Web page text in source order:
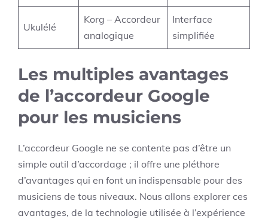
Ukulélé
Korg – Accordeur
analogique
Interface
simplifiée
Les multiples avantages
de l’accordeur Google
pour les musiciens
L’accordeur Google ne se contente pas d’être un
simple outil d’accordage ; il offre une pléthore
d’avantages qui en font un indispensable pour des
musiciens de tous niveaux. Nous allons explorer ces
avantages, de la technologie utilisée à l’expérience